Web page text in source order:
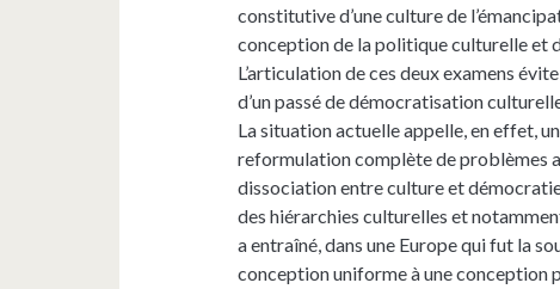
constitutive d’une culture de
conception de la politique culturelle et
L’articulation de ces deux examens
d’un passé de démocratisation
La situation actuelle appelle, en effet,
reformulation complète de problèmes
dissociation entre culture et
des hiérarchies culturelles et
a entraîné, dans une Europe qui fut la
conception uniforme à une conception